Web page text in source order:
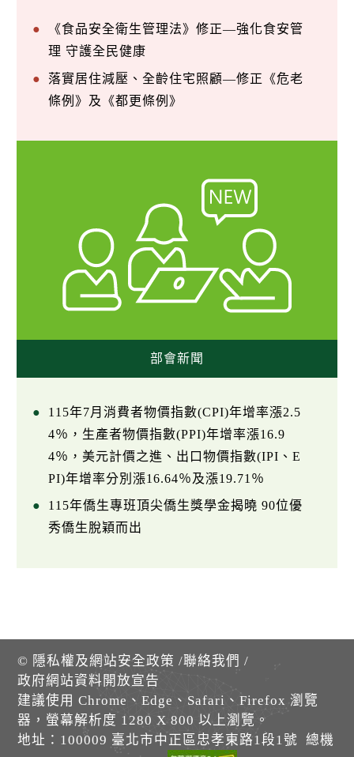
《食品安全衛生管理法》修正—強化食安管
理 守護全民健康
落實居住減壓、全齡住宅照顧—修正《危老
條例》及《都更條例》
部會新聞
115年7月消費者物價指數(CPI)年增率漲2.5
4％，生產者物價指數(PPI)年增率漲16.9
4％，美元計價之進、出口物價指數(IPI、E
PI)年增率分別漲16.64％及漲19.71％
115年僑生專班頂尖僑生獎學金揭曉 90位優
秀僑生脫穎而出
© 隱私權及網站安全政策 /聯絡我們 /
政府網站資料開放宣告
建議使用 Chrome、Edge、Safari、Firefox 瀏覽
器，螢幕解析度 1280 X 800 以上瀏覽。
地址：100009 臺北市中正區忠孝東路1段1號 總機